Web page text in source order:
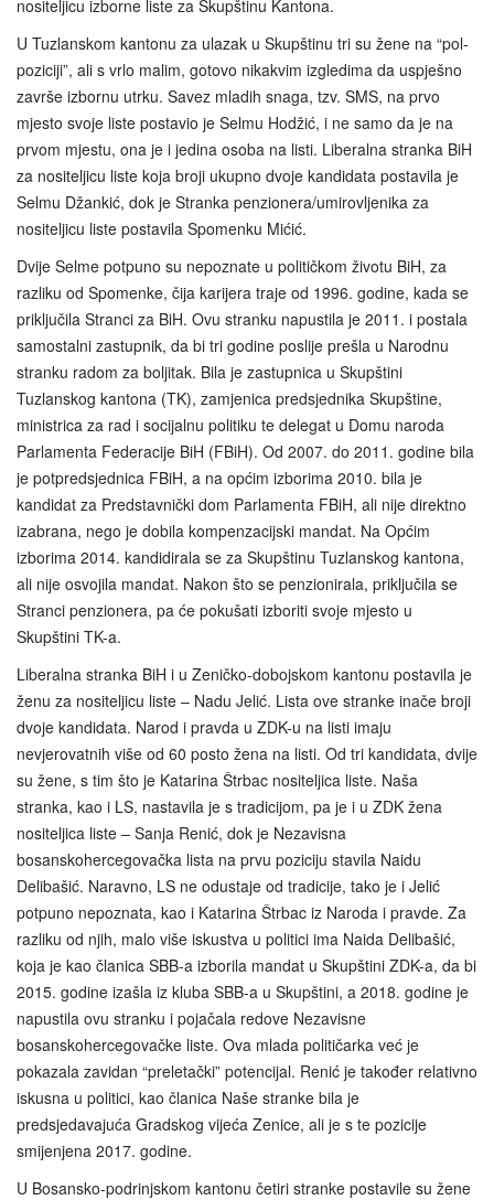
nositeljicu izborne liste za Skupštinu Kantona.
U Tuzlanskom kantonu za ulazak u Skupštinu tri su žene na “pol-
poziciji”, ali s vrlo malim, gotovo nikakvim izgledima da uspješno
završe izbornu utrku. Savez mladih snaga, tzv. SMS, na prvo
mjesto svoje liste postavio je Selmu Hodžić, i ne samo da je na
prvom mjestu, ona je i jedina osoba na listi. Liberalna stranka BiH
za nositeljicu liste koja broji ukupno dvoje kandidata postavila je
Selmu Džankić, dok je Stranka penzionera/umirovljenika za
nositeljicu liste postavila Spomenku Mićić.
Dvije Selme potpuno su nepoznate u političkom životu BiH, za
razliku od Spomenke, čija karijera traje od 1996. godine, kada se
priključila Stranci za BiH. Ovu stranku napustila je 2011. i postala
samostalni zastupnik, da bi tri godine poslije prešla u Narodnu
stranku radom za boljitak. Bila je zastupnica u Skupštini
Tuzlanskog kantona (TK), zamjenica predsjednika Skupštine,
ministrica za rad i socijalnu politiku te delegat u Domu naroda
Parlamenta Federacije BiH (FBiH). Od 2007. do 2011. godine bila
je potpredsjednica FBiH, a na općim izborima 2010. bila je
kandidat za Predstavnički dom Parlamenta FBiH, ali nije direktno
izabrana, nego je dobila kompenzacijski mandat. Na Općim
izborima 2014. kandidirala se za Skupštinu Tuzlanskog kantona,
ali nije osvojila mandat. Nakon što se penzionirala, priključila se
Stranci penzionera, pa će pokušati izboriti svoje mjesto u
Skupštini TK-a.
Liberalna stranka BiH i u Zeničko-dobojskom kantonu postavila je
ženu za nositeljicu liste – Nadu Jelić. Lista ove stranke inače broji
dvoje kandidata. Narod i pravda u ZDK-u na listi imaju
nevjerovatnih više od 60 posto žena na listi. Od tri kandidata, dvije
su žene, s tim što je Katarina Štrbac nositeljica liste. Naša
stranka, kao i LS, nastavila je s tradicijom, pa je i u ZDK žena
nositeljica liste – Sanja Renić, dok je Nezavisna
bosanskohercegovačka lista na prvu poziciju stavila Naidu
Delibašić. Naravno, LS ne odustaje od tradicije, tako je i Jelić
potpuno nepoznata, kao i Katarina Štrbac iz Naroda i pravde. Za
razliku od njih, malo više iskustva u politici ima Naida Delibašić,
koja je kao članica SBB-a izborila mandat u Skupštini ZDK-a, da bi
2015. godine izašla iz kluba SBB-a u Skupštini, a 2018. godine je
napustila ovu stranku i pojačala redove Nezavisne
bosanskohercegovačke liste. Ova mlada političarka već je
pokazala zavidan “preletački” potencijal. Renić je također relativno
iskusna u politici, kao članica Naše stranke bila je
predsjedavajuća Gradskog vijeća Zenice, ali je s te pozicije
smijenjena 2017. godine.
U Bosansko-podrinjskom kantonu četiri stranke postavile su žene